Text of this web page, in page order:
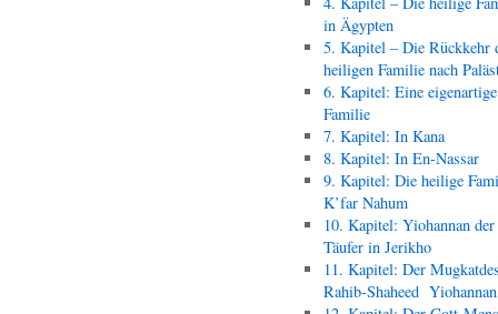
in Ägypten
5. Kapitel – Die Rückkehr
heiligen Familie nach
6. Kapitel: Eine eigenartige
Familie
7. Kapitel: In Kana
8. Kapitel: In En-Nassar
9. Kapitel: Die heilige
K’far Nahum
10. Kapitel: Yiohannan der
Täufer in Jerikho
11. Kapitel: Der
Rahib-Shaheed